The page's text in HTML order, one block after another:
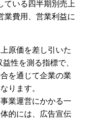
ている四半期別売上
業費用、営業利益に
原価を差し引いた
性を測る指標で、
を通じて企業の業
ります。
業運営にかかる一
的には、広告宣伝